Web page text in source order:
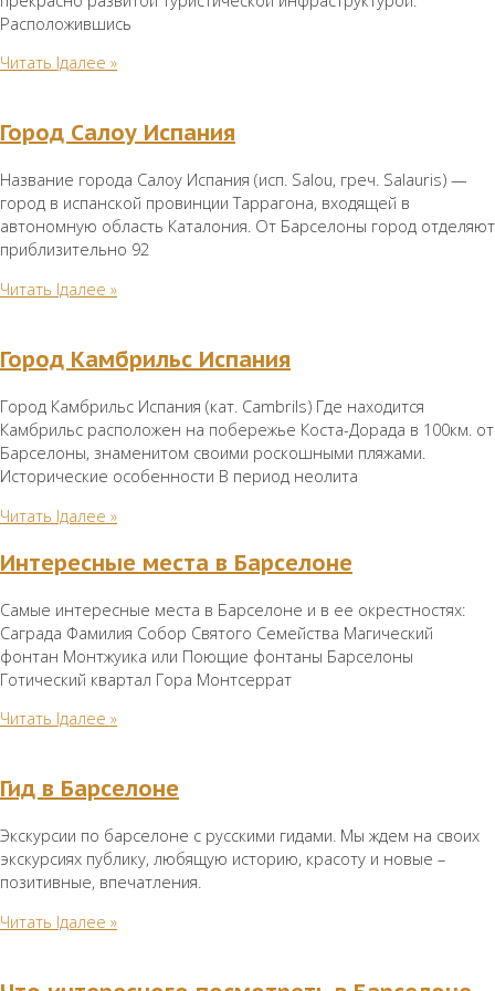
Расположившись
Читать lдалее »
Город Салоу Испания
Название города Салоу Испания (исп. Salou, греч. Salauris) —
город в испанской провинции Таррагона, входящей в
автономную область Каталония. От Барселоны город отделяют
приблизительно 92
Читать lдалее »
Город Камбрильс Испания
Город Камбрильс Испания (кат. Cambrils) Где находится
Камбрильс расположен на побережье Коста-Дорада в 100км. от
Барселоны, знаменитом своими роскошными пляжами.
Исторические особенности В период неолита
Читать lдалее »
Интересные места в Барселоне
Самые интересные места в Барселоне и в ее окрестностях:
Саграда Фамилия Собор Святого Cемейства Магический
фонтан Монтжуика или Поющие фонтаны Барселоны
Готический квартал Гора Монтсеррат
Читать lдалее »
Гид в Барселоне
Экскурсии по барселоне с русскими гидами. Мы ждем на своих
экскурсиях публику, любящую историю, красоту и новые –
позитивные, впечатления.
Читать lдалее »